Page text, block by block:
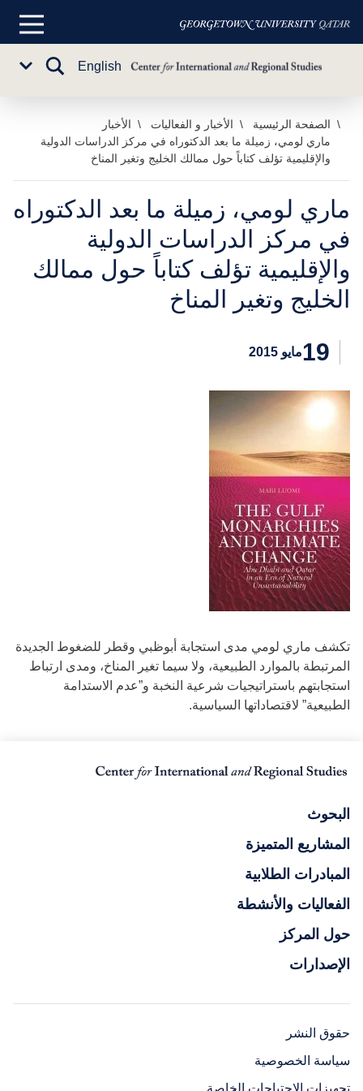
تخطي
المحتوى
الرئيسي
القائمة
English
تبديل
الصفحة الرئيسية الأخبار و الفعاليات
الأخبار
ماري لومي، زميلة ما بعد الدكتوراه في مركز الدراسات الدولية
والإقليمية تؤلف كتاباً حول ممالك الخليج وتغير المناخ
ماري لومي، زميلة ما بعد الدكتوراه
في مركز الدراسات الدولية
والإقليمية تؤلف كتاباً حول ممالك
الخليج وتغير المناخ
19مايو 2015
تكشف ماري لومي مدى استجابة أبوظبي وقطر للضغوط الجديدة
المرتبطة بالموارد الطبيعية، ولا سيما تغير المناخ، ومدى ارتباط
استجابتهم باستراتيجيات شرعية النخبة و”عدم الاستدامة
الطبيعية” لاقتصاداتها السياسية.
البحوث
المشاريع المتميزة
المبادرات الطلابية
الفعاليات والأنشطة
حول المركز
الإصدارات
حقوق النشر
سياسة الخصوصية
تجهيزات الاحتياجات الخاصة